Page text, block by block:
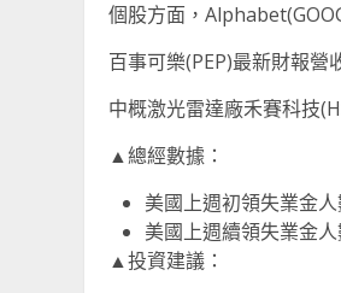
個股方面，
百事可樂(PEP)最新財報營
中概激光雷達廠禾賽科技
▲總經數據：
美國上週初領失業金
美國上週續領失業金
▲投資建議：